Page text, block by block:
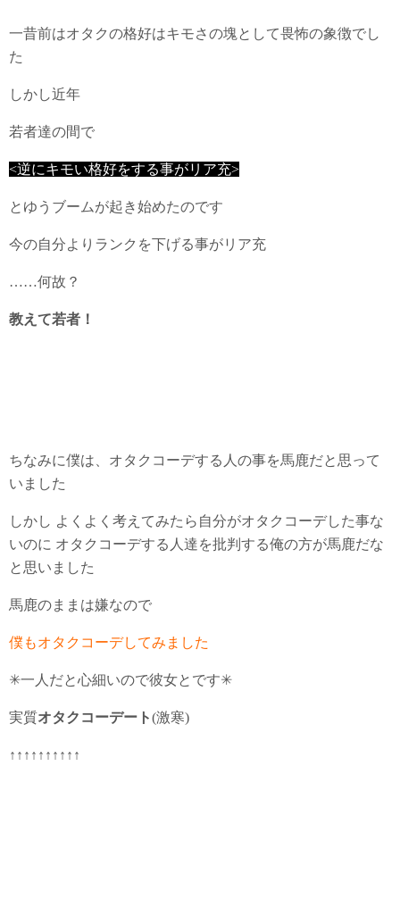
一昔前はオタクの格好はキモさの塊として畏怖の象徴でし
た
しかし近年
若者達の間で
<逆にキモい格好をする事がリア充>
とゆうブームが起き始めたのです
今の自分よりランクを下げる事がリア充
……何故？
教えて若者！
ちなみに僕は、オタクコーデする人の事を馬鹿だと思って
いました
しかし よくよく考えてみたら自分がオタクコーデした事な
いのに オタクコーデする人達を批判する俺の方が馬鹿だな
と思いました
馬鹿のままは嫌なので
僕もオタクコーデしてみました
✳︎一人だと心細いので彼女とです✳︎
実質オタクコーデート(激寒)
↑↑↑↑↑↑↑↑↑↑